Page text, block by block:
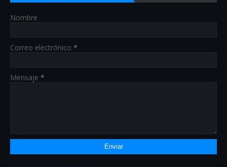
Nombre
Correo electrónico *
Mensaje *